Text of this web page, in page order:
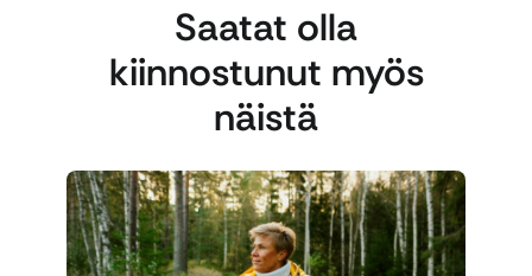
Saatat olla
kiinnostunut myös
näistä